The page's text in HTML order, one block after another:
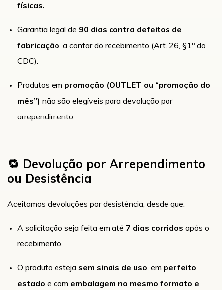
físicas.
Garantia legal de 90 dias contra defeitos de
fabricação, a contar do recebimento (Art. 26, §1º do
CDC).
Produtos em promoção (OUTLET ou “promoção do
mês”) não são elegíveis para devolução por
arrependimento.
🔁 Devolução por Arrependimento
ou Desistência
Aceitamos devoluções por desistência, desde que:
A solicitação seja feita em até 7 dias corridos após o
recebimento.
O produto esteja sem sinais de uso, em perfeito
estado e com embalagem no mesmo formato e